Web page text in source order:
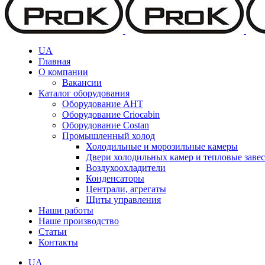
UA
Главная
О компании
Вакансии
Каталог оборудования
Оборудование AHT
Оборудование Criocabin
Оборудование Costan
Промышленный холод
Холодильные и морозильные камеры
Двери холодильных камер и тепловые
Воздухоохладители
Конденсаторы
Централи, агрегаты
Щиты управления
Наши работы
Наше производство
Статьи
Контакты
UA